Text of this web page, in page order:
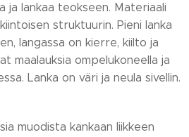
ja lankaa teokseen. Materiaali
struktuurin. Pieni lanka
langassa on kierre, kiilto ja
maalauksia ompelukoneella ja
Lanka on väri ja neula sivellin.
muodista kankaan liikkeen